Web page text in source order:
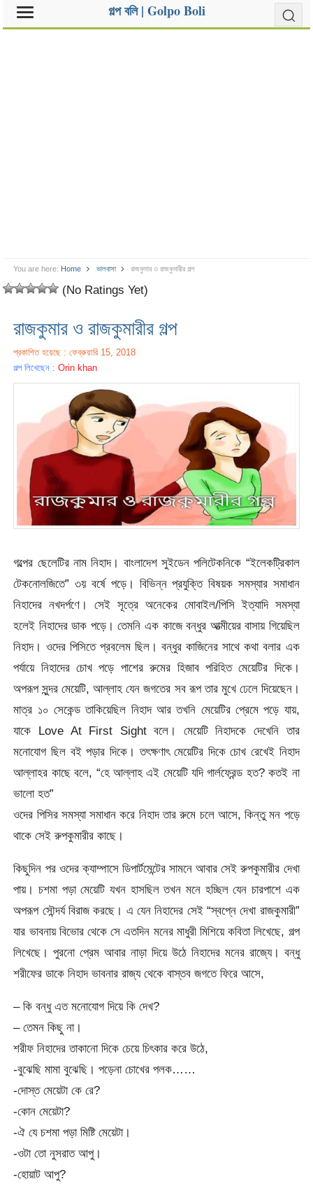
গল্প বলি | Golpo Boli
You are here: Home ভালবাসা রাজকুমার ও রাজকুমারীর গল্প
(No Ratings Yet)
রাজকুমার ও রাজকুমারীর গল্প
প্রকাশিত হয়েছে : ফেব্রুয়ারি 15, 2018
গল্প লিখেছেন :Orin khan
গল্পের ছেলেটির নাম নিহাদ। বাংলাদেশ সুইডেন পলিটেকনিকে “ইলেকট্রিকাল
টেকনোলজিতে” ৩য় বর্ষে পড়ে। বিভিন্ন প্রযুক্তি বিষয়ক সমস্যার সমাধান
নিহাদের নখদর্পণে। সেই সূত্রে অনেকের মোবাইল/পিসি ইত্যাদি সমস্যা
হলেই নিহাদের ডাক পড়ে। তেমনি এক কাজে বন্ধুর আত্মীয়ের বাসায় গিয়েছিল
নিহাদ। ওদের পিসিতে প্রবলেম ছিল। বন্ধুর কাজিনের সাথে কথা বলার এক
পর্যায়ে নিহাদের চোখ পড়ে পাশের রুমের হিজাব পরিহিত মেয়েটির দিকে।
অপরূপ সুন্দর মেয়েটি, আল্লাহ যেন জগতের সব রূপ তার মুখে ঢেলে দিয়েছেন।
মাত্র ১০ সেকেন্ড তাকিয়েছিল নিহাদ আর তখনি মেয়েটির প্রেমে পড়ে যায়,
যাকে Love At First Sight বলে। মেয়েটি নিহাদকে দেখেনি তার
মনোযোগ ছিল বই পড়ার দিকে। তৎক্ষণাৎ মেয়েটির দিকে চোখ রেখেই নিহাদ
আল্লাহর কাছে বলে, “হে আল্লাহ এই মেয়েটি যদি গার্লফ্রেন্ড হত? কতই না
ভালো হত”
ওদের পিসির সমস্যা সমাধান করে নিহাদ তার রুমে চলে আসে, কিন্তু মন পড়ে
থাকে সেই রুপকুমারীর কাছে।
কিছুদিন পর ওদের ক্যাম্পাসে ডিপার্টমেন্টের সামনে আবার সেই রুপকুমারীর দেখা
পায়। চশমা পড়া মেয়েটি যখন হাসছিল তখন মনে হচ্ছিল যেন চারপাশে এক
অপরূপ সৌন্দর্য বিরাজ করছে। এ যেন নিহাদের সেই “স্বপ্নে দেখা রাজকুমারী”
যার ভাবনায় বিভোর থেকে সে এতদিন মনের মাধুরী মিশিয়ে কবিতা লিখেছে, গল্প
লিখেছে। পুরনো প্রেম আবার নাড়া দিয়ে উঠে নিহাদের মনের রাজ্যে। বন্ধু
শরীফের ডাকে নিহাদ ভাবনার রাজ্য থেকে বাস্তব জগতে ফিরে আসে,
– কি বন্ধু এত মনোযোগ দিয়ে কি দেখ?
– তেমন কিছু না।
শরীফ নিহাদের তাকানো দিকে চেয়ে চিৎকার করে উঠে,
-বুঝেছি মামা বুঝেছি। পড়েনা চোখের পলক……
-দোস্ত মেয়েটা কে রে?
-কোন মেয়েটা?
-ঐ যে চশমা পড়া মিষ্টি মেয়েটা।
-ওটা তো নুসরাত আপু।
-হোয়াট আপু?